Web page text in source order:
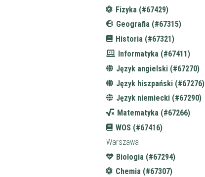
Fizyka (#67429)
Geografia (#67315)
Historia (#67321)
Informatyka (#67411)
Język angielski (#67270)
Język hiszpański (#67276)
Język niemiecki (#67290)
Matematyka (#67266)
WOS (#67416)
Warszawa
Biologia (#67294)
Chemia (#67307)